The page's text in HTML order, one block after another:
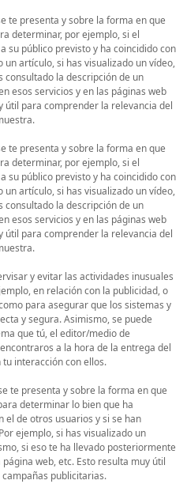
te presenta y sobre la forma en que
determinar, por ejemplo, si el
su público previsto y ha coincidido con
artículo, si has visualizado un vídeo,
consultado la descripción de un
esos servicios y en las páginas web
útil para comprender la relevancia del
te presenta y sobre la forma en que
determinar, por ejemplo, si el
su público previsto y ha coincidido con
artículo, si has visualizado un vídeo,
consultado la descripción de un
esos servicios y en las páginas web
útil para comprender la relevancia del
y evitar las actividades inusuales
en relación con la publicidad, o
para asegurar que los sistemas y
y segura. Asimismo, se puede
que tú, el editor/medio de
a la hora de la entrega del
interacción con ellos.
te presenta y sobre la forma en que
determinar lo bien que ha
el de otros usuarios y si se han
ejemplo, si has visualizado un
si eso te ha llevado posteriormente
web, etc. Esto resulta muy útil
publicitarias.